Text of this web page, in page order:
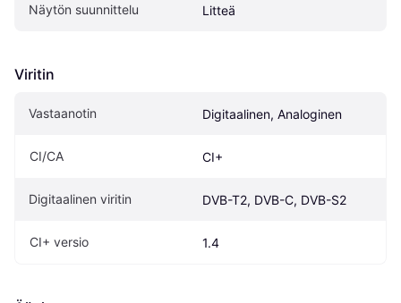
Näytön suunnittelu Litteä
Viritin
Vastaanotin Digitaalinen, Analoginen
CI/CA CI+
Digitaalinen viritin DVB-T2, DVB-C, DVB-S2
CI+ versio 1.4